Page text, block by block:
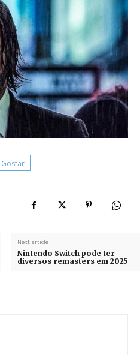
Gostar
Next article
Nintendo Switch pode ter
diversos remasters em 2025